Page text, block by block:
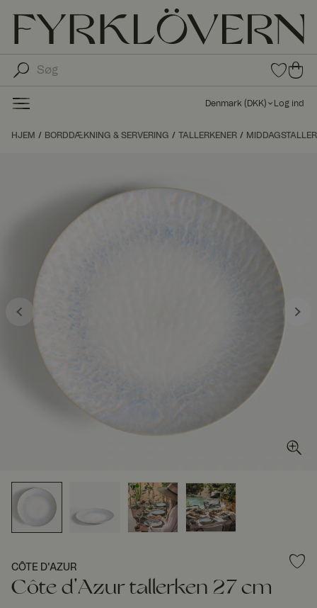
0
var
fav
0
var
er i
kø
Denmark ( DKK) Log ind
HJEM BORDDÆKNING & SERVERING TALLERKENER
CÔTE D'AZUR
Côte d'Azur tallerken 27 cm